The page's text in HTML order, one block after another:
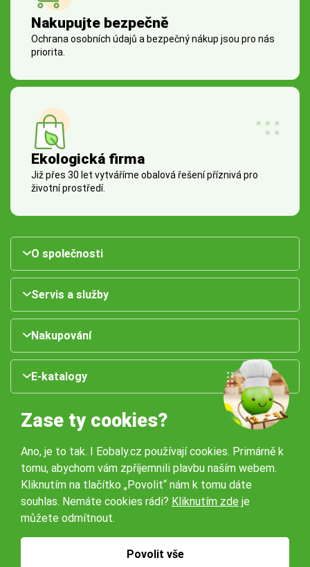
Nakupujte bezpečně
Ochrana osobních údajů a bezpečný nákup jsou pro nás
priorita.
Ekologická firma
Již přes 30 let vytváříme obalová řešení příznivá pro
životní prostředí.
O společnosti
Servis a služby
Nakupování
E-katalogy
Naše pobočky:
Obchodní podmínky
Zase ty cookies?
Ano, je to tak. I Eobaly.cz používají cookies. Primárně k
tomu, abychom vám zpříjemnili plavbu naším webem.
Kliknutím na tlačítko „Povolit“ nám k tomu dáte
souhlas. Nemáte cookies rádi? Kliknutím zde je
můžete odmítnout.
Povolit vše